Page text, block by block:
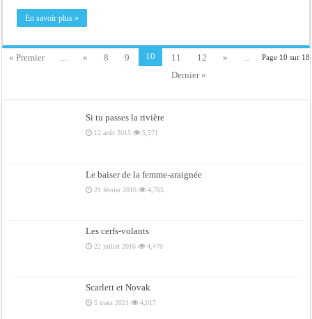
En savoir plus »
Page 10 sur 18
« Premier ... « 8 9 10 11 12 »
...
Dernier »
Si tu passes la rivière
12 août 2015 5,571
Le baiser de la femme-araignée
21 février 2016 4,765
Les cerfs-volants
22 juillet 2016 4,470
Scarlett et Novak
5 mars 2021 4,017